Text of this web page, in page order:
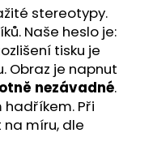
stereotypy.
Naše heslo je:
tisku je
Obraz je napnut
nezávadné.
Při
míru, dle